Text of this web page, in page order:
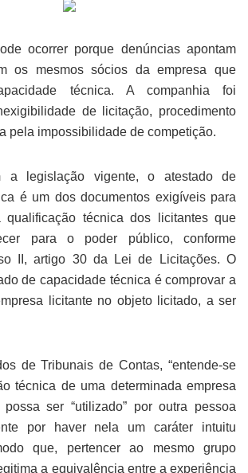
ocorrer porque denúncias apontam
os mesmos sócios da empresa que
técnica. A companhia foi
de licitação, procedimento
pela impossibilidade de competição.
a legislação vigente, o atestado de
é um dos documentos exigíveis para
qualificação técnica dos licitantes que
para o poder público, conforme
II, artigo 30 da Lei de Licitações. O
de capacidade técnica é comprovar a
licitante no objeto licitado, a ser
de Tribunais de Contas, “entende-se
técnica de uma determinada empresa
ser “utilizado” por outra pessoa
por haver nela um caráter intuitu
que, pertencer ao mesmo grupo
a equivalência entre a experiência